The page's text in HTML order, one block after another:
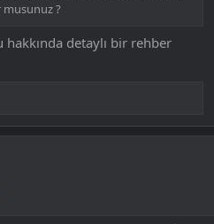
musunuz ?
detaylı bir rehber